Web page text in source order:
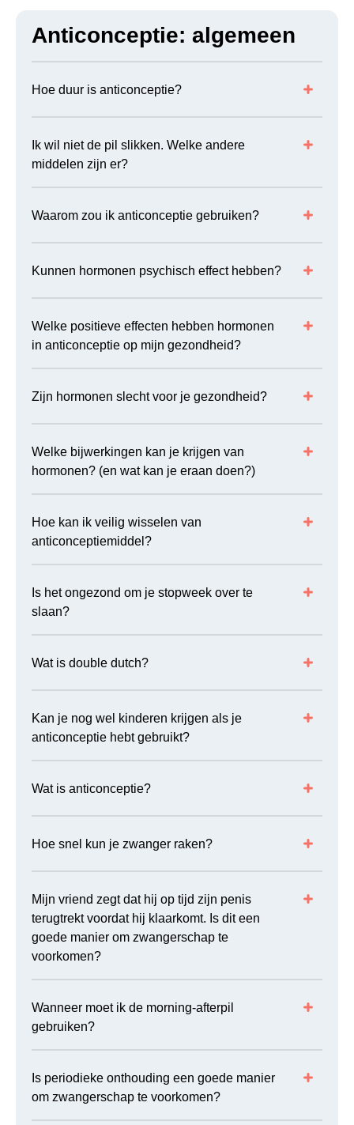
Anticonceptie: algemeen
Hoe duur is anticonceptie?
Ik wil niet de pil slikken. Welke andere
middelen zijn er?
Waarom zou ik anticonceptie gebruiken?
Kunnen hormonen psychisch effect hebben?
Welke positieve effecten hebben hormonen
in anticonceptie op mijn gezondheid?
Zijn hormonen slecht voor je gezondheid?
Welke bijwerkingen kan je krijgen van
hormonen? (en wat kan je eraan doen?)
Hoe kan ik veilig wisselen van
anticonceptiemiddel?
Is het ongezond om je stopweek over te
slaan?
Wat is double dutch?
Kan je nog wel kinderen krijgen als je
anticonceptie hebt gebruikt?
Wat is anticonceptie?
Hoe snel kun je zwanger raken?
Mijn vriend zegt dat hij op tijd zijn penis
terugtrekt voordat hij klaarkomt. Is dit een
goede manier om zwangerschap te
voorkomen?
Wanneer moet ik de morning-afterpil
gebruiken?
Is periodieke onthouding een goede manier
om zwangerschap te voorkomen?